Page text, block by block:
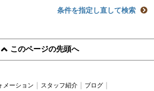
条件を指定し直して検索
このページの先頭へ
メーション スタッフ紹介
ブログ